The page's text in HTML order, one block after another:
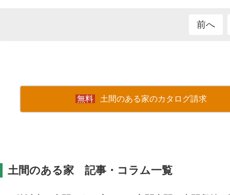
前へ
土間のある家のカタログ請求
土間のある家 記事・コラム一覧